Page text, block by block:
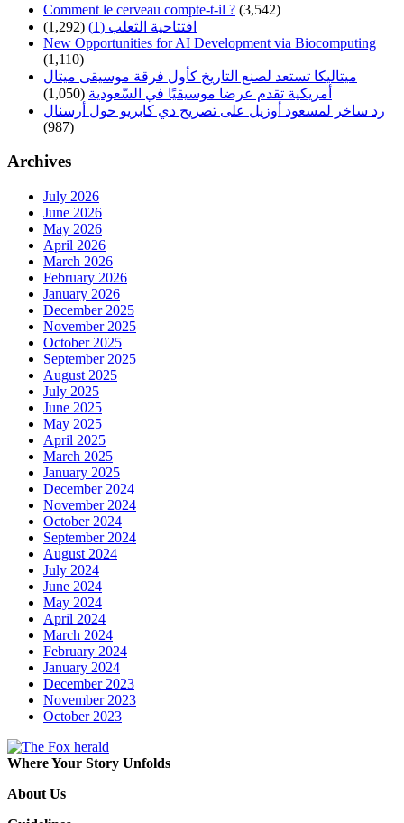
Comment le cerveau compte-t-il ? (3,542)
افتتاحية الثعلب (1)
(1,292)
New Opportunities for AI Development via Biocomputing
(1,110)
ميتاليكا تستعد لصنع التاريخ كأول فرقة موسيقى ميتال
أمريكية تقدم عرضا موسيقيًا في السّعودية (1,050)
رد ساخر لمسعود أوزيل على تصريح دي كابريو حول أرسنال
(987)
Archives
July 2026
June 2026
May 2026
April 2026
March 2026
February 2026
January 2026
December 2025
November 2025
October 2025
September 2025
August 2025
July 2025
June 2025
May 2025
April 2025
March 2025
January 2025
December 2024
November 2024
October 2024
September 2024
August 2024
July 2024
June 2024
May 2024
April 2024
March 2024
February 2024
January 2024
December 2023
November 2023
October 2023
Where Your Story Unfolds
About Us